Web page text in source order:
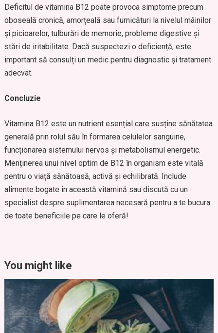
Deficitul de vitamina B12 poate provoca simptome precum
oboseală cronică, amorțeală sau furnicături la nivelul mâinilor
și picioarelor, tulburări de memorie, probleme digestive și
stări de iritabilitate. Dacă suspectezi o deficiență, este
important să consulți un medic pentru diagnostic și tratament
adecvat.
Concluzie
Vitamina B12 este un nutrient esențial care susține sănătatea
generală prin rolul său în formarea celulelor sanguine,
funcționarea sistemului nervos și metabolismul energetic.
Menținerea unui nivel optim de B12 în organism este vitală
pentru o viață sănătoasă, activă și echilibrată. Include
alimente bogate în această vitamină sau discută cu un
specialist despre suplimentarea necesară pentru a te bucura
de toate beneficiile pe care le oferă!
You might like